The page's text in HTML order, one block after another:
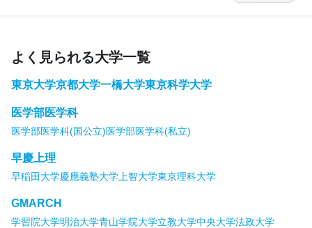
よく見られる大学一覧
東京大学京都大学一橋大学東京科学大学
医学部医学科
医学部医学科(国公立)医学部医学科(私立)
早慶上理
早稲田大学慶應義塾大学 上智大学東京理科大学
GMARCH
学習院大学明治大学青山学院大学立教大学中央大学法政大学